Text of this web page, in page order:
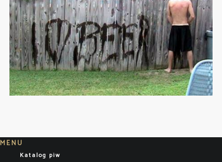
MENU
Katalog piw